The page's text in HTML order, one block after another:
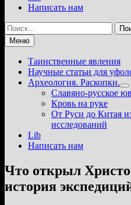
Написать нам
Найти:
Меню
Таинственные явления
Научные статьи для
Археология. Раскопки.
Славяно-русское
Кровь на руке
От Руси до Китая
исследований
Lib
Написать нам
Что открыл
история